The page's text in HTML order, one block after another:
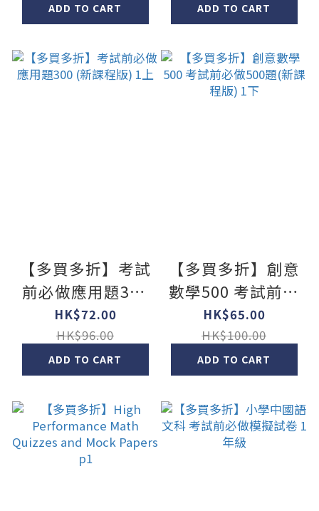
ADD TO CART ADD TO CART
【多買多折】考試
前必做應用題300
(新課程版) 1上
HK$72.00
HK$96.00
ADD TO CART
【多買多折】創意
數學500 考試前必
做500題(新課程
版) 1下
HK$65.00
HK$100.00
ADD TO CART